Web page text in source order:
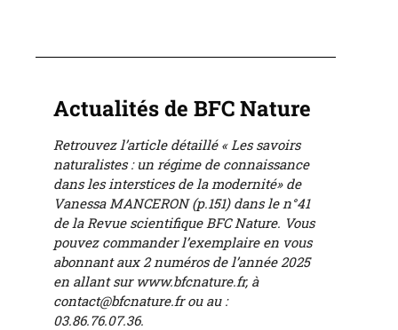
Actualités de BFC Nature
Retrouvez l’article détaillé « Les savoirs
naturalistes : un régime de connaissance
dans les interstices de la modernité» de
Vanessa MANCERON (p.151) dans le n°41
de la Revue scientifique BFC Nature. Vous
pouvez commander l’exemplaire en vous
abonnant aux 2 numéros de l’année 2025
en allant sur www.bfcnature.fr, à
contact@bfcnature.fr ou au :
03.86.76.07.36.